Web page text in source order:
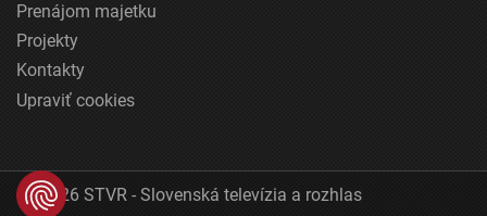
Prenájom majetku
Projekty
Kontakty
Upraviť cookies
© 2026 STVR - Slovenská televízia a rozhlas